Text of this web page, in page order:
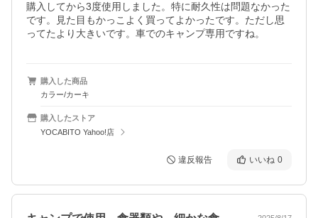
購入してから3度使用しました。特に耐久性は問題なかった
です。見た目もかっこよく買ってよかったです。ただし思
ってたより大きいです。車でのキャンプ専用ですね。
購入した商品
カラー/カーキ
購入したストア
YOCABITO Yahoo!店
違反報告 いいね 0